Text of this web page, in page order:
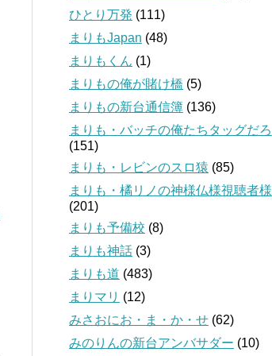
ひとり万発 (111)
まりもJapan (48)
まりもくん (1)
まりもの俺が賭け橋 (5)
まりもの新台通信簿 (136)
まりも・バッチの俺たちタッグだろ
(151)
まりも・レビンのスロ猿 (85)
まりも・橘リノの神様仏様視聴者様
(201)
まりも予備校 (8)
まりも神話 (3)
まりも道 (483)
まりマリ (12)
みさおにお・ま・か・せ (62)
みのりんの新台アンバサダー (10)